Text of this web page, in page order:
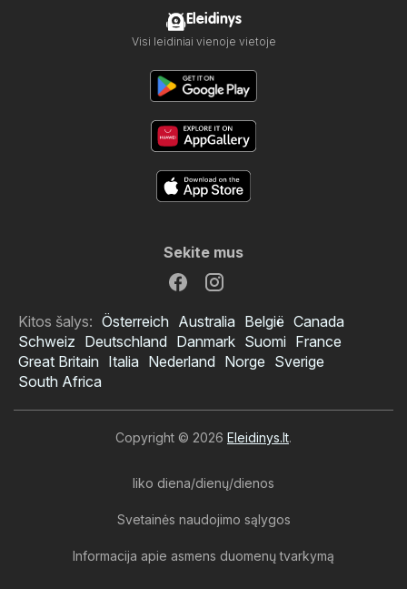
Eleidinys
Visi leidiniai vienoje vietoje
Sekite mus
Kitos šalys: Österreich Australia België Canada
Schweiz Deutschland Danmark Suomi France
Great Britain Italia Nederland Norge Sverige
South Africa
Copyright © 2026 Eleidinys.lt.
liko diena/dienų/dienos
Svetainės naudojimo sąlygos
Informacija apie asmens duomenų tvarkymą